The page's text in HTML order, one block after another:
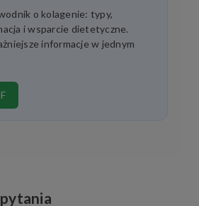
o kolagenie: typy,
i wsparcie dietetyczne.
informacje w jednym